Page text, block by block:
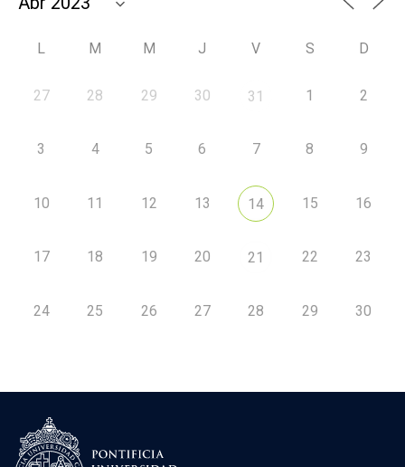
L M M J V S D
27 28 29 30 31 1 2
3 4 5 6 7 8 9
10 11 12 13 14 15 16
17 18 19 20 21 22 23
24 25 26 27 28 29 30